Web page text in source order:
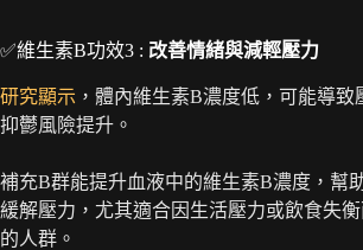
✅維生素B功效3 : 改善情緒與減輕壓力
研究顯示 ，體內維生素B濃度低，可能導致
抑鬱風險提升。
補充B群能提升血液中的維生素B濃度，幫
緩解壓力，尤其適合因生活壓力或飲食失
的人群。